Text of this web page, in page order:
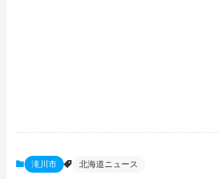
滝川市 北海道ニュース